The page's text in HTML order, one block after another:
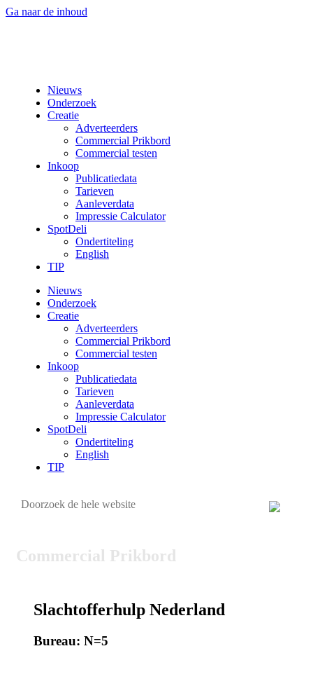
Ga naar de inhoud
Nieuws
Onderzoek
Creatie
Adverteerders
Commercial Prikbord
Commercial testen
Inkoop
Publicatiedata
Tarieven
Aanleverdata
Impressie Calculator
SpotDeli
Ondertiteling
English
TIP
Nieuws
Onderzoek
Creatie
Adverteerders
Commercial Prikbord
Commercial testen
Inkoop
Publicatiedata
Tarieven
Aanleverdata
Impressie Calculator
SpotDeli
Ondertiteling
English
TIP
Commercial Prikbord
Slachtofferhulp Nederland
Bureau: N=5